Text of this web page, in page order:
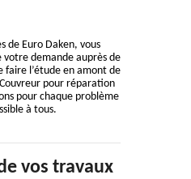
de Euro Daken, vous
demande auprès de
faire l’étude en amont de
pour réparation
pour chaque problème
à tous.
vos travaux